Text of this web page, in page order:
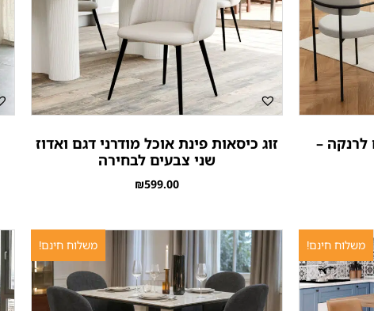
לרנקה –
זוג כיסאות פינת אוכל מודרני דגם ואדוז
שני צבעים לבחירה
₪599.00
משלוח חינם! משלוח חינם!